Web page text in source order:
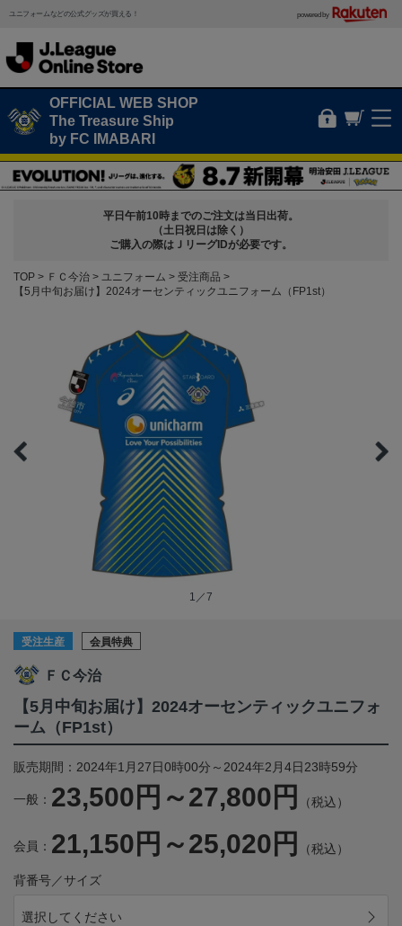
ユニフォームなどの公式グッズが買える！ powered by
OFFICIAL WEB SHOP
The Treasure Ship
by FC IMABARI
平日午前10時までのご注文は当日出荷。
（土日祝日は除く）
ご購入の際はＪリーグIDが必要です。
TOP ＦＣ今治 ユニフォーム
受注商品
【5月中旬お届け】2024オーセンティックユニフォーム（FP1st）
1／7
受注生産 会員特典
ＦＣ今治
【5月中旬お届け】2024オーセンティックユニフォ
ーム（FP1st）
販売期間：2024年1月27日0時00分～2024年2月4日23時59分
一般： 23,500円～27,800円 （税込）
会員： 21,150円～25,020円 （税込）
背番号／サイズ
選択してください